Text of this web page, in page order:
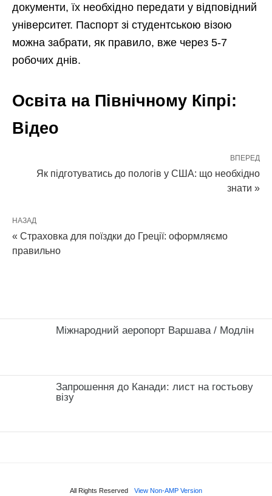
документи, їх необхідно передати у відповідний
університет. Паспорт зі студентською візою
можна забрати, як правило, вже через 5-7
робочих днів.
Освіта на Північному Кіпрі:
Відео
ВПЕРЕД
Як підготуватись до пологів у США: що необхідно
знати »
НАЗАД
« Страховка для поїздки до Греції: оформляємо
правильно
Міжнародний аеропорт Варшава / Модлін
Запрошення до Канади: лист на гостьову
візу
All Rights Reserved View Non-AMP Version